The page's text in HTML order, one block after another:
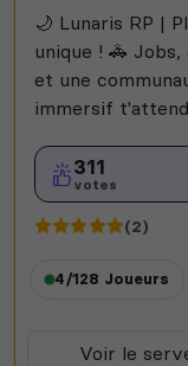
🌙 Lunaris RP |
unique ! 🚓
et une
immersif
311
votes
(2)
4/128 Joueurs
Voir le